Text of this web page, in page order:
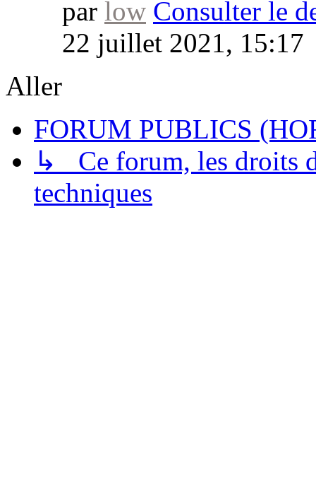
par low Consulter le
22 juillet 2021, 15:17
Aller
FORUM PUBLICS
↳ Ce forum, les droits
techniques